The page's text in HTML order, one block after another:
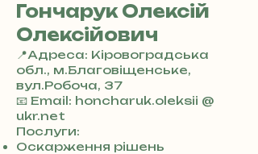
Гончарук Олексій
Олексійович
📍Адреса: Кіровоградська
обл., м.Благовіщенське,
вул.Робоча, 37
+
3
8
0
📧 Email: honcharuk.oleksii @
ukr.net
Послуги:
Оскарження рішень